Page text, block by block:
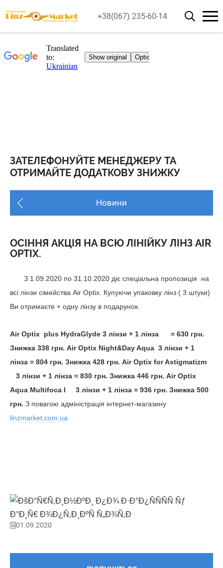
+38(067) 235-60-14
ЗАТЕЛЕФОНУЙТЕ МЕНЕДЖЕРУ ТА
ОТРИМАЙТЕ ДОДАТКОВУ ЗНИЖКУ
Новини
ОСІННЯ АКЦІЯ НА ВСЮ ЛІНІЙКУ ЛІНЗ AIR
OPTIX.
З 1.09.2020 по 31.10.2020 діє спеціальна пропозиція
на
всі лінзи сімейства Air Optix. Купуючи упаковку лінз ( 3 штуки)
Ви отримаєте + одну лінзу в подарунок.
Air Optix plus HydraGlyde 3 лінзи + 1 лінза
= 630 грн.
Знижка 338 грн. Air Optix Night&Day Aqua 3 лінзи + 1
лінза = 804 грн. Знижка 428 грн. Air Optix for Astigmatizm
3 лінзи + 1 лінза = 830 грн. Знижка 446 грн. Air Optix
Aqua Multifoca l
3 лінзи + 1 лінза = 936 грн. Знижка 500
грн. З повагою адміністрація інтернет-магазину
linzmarket.com.ua
01.09.2020